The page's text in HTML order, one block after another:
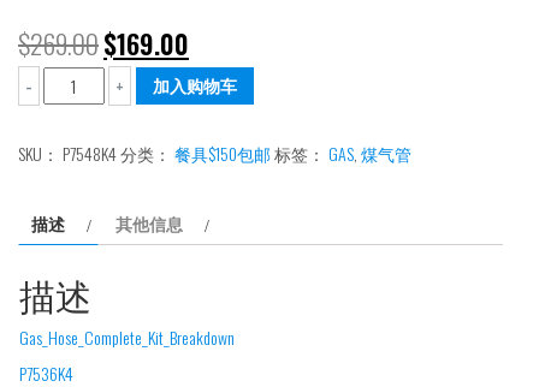
$269.00$169.00
-
3/4"
Gas
管
量
+ 加入购物车
SKU： P7548K4分类： 餐具$150包邮标签： GAS,煤气管
描述 其他信息
描述
Gas_Hose_Complete_Kit_Breakdown
P7536K4